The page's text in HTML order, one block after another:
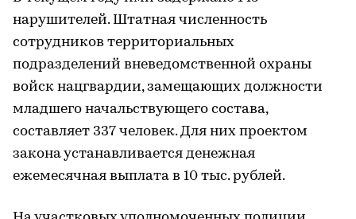
нарушителей. Штатная численность
сотрудников территориальных
подразделений вневедомственной охраны
войск нацгвардии, замещающих должности
младшего начальствующего состава,
составляет 337 человек. Для них проектом
закона устанавливается денежная
ежемесячная выплата в 10 тыс. рублей.